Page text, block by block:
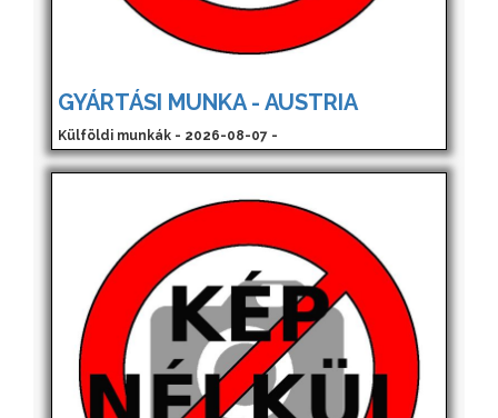
GYÁRTÁSI MUNKA - AUSTRIA
Külföldi munkák - 2026-08-07 -